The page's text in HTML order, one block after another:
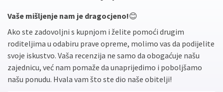
Vaše mišljenje nam je dragocjeno!😊
Ako ste zadovoljni s kupnjom i želite pomoći drugim
roditeljima u odabiru prave opreme, molimo vas da podijelite
svoje iskustvo. Vaša recenzija ne samo da obogaćuje našu
zajednicu, već nam pomaže da unaprijedimo i poboljšamo
našu ponudu. Hvala vam što ste dio naše obitelji!